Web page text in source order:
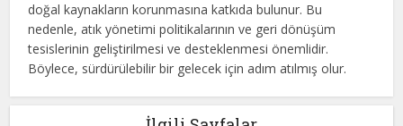
doğal kaynakların korunmasına katkıda bulunur. Bu
nedenle, atık yönetimi politikalarının ve geri dönüşüm
tesislerinin geliştirilmesi ve desteklenmesi önemlidir.
Böylece, sürdürülebilir bir gelecek için adım atılmış olur.